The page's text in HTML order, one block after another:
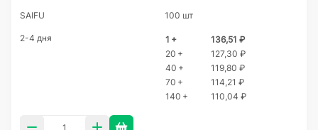
SAIFU 100 шт
2-4 дня 1 +
136,51 ₽
20 +
127,30 ₽
40 +
119,80 ₽
70 +
114,21 ₽
140 +
110,04 ₽